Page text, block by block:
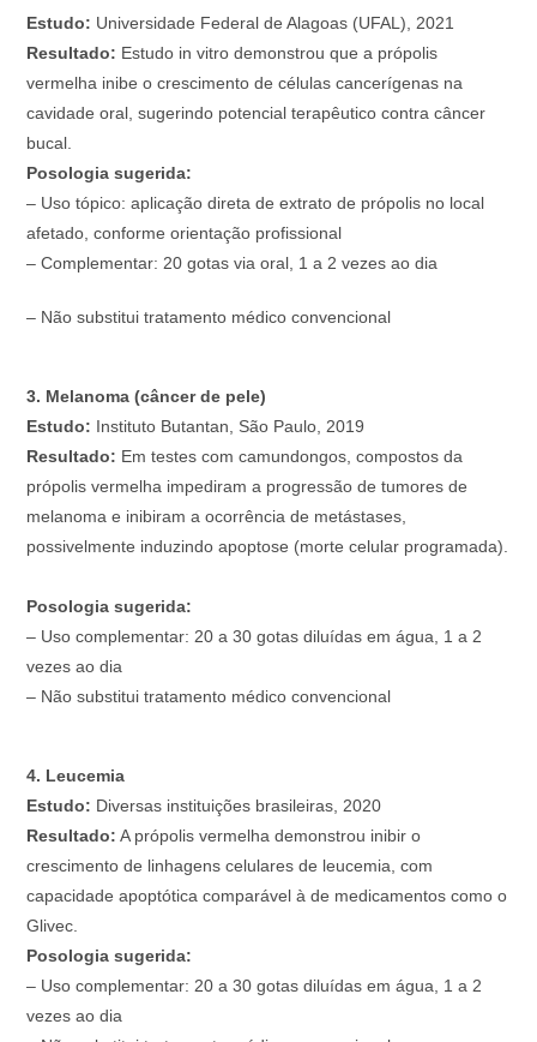
Estudo: Universidade Federal de Alagoas (UFAL), 2021
Resultado: Estudo in vitro demonstrou que a própolis
vermelha inibe o crescimento de células cancerígenas na
cavidade oral, sugerindo potencial terapêutico contra câncer
bucal.
Posologia sugerida:
– Uso tópico: aplicação direta de extrato de própolis no local
afetado, conforme orientação profissional
– Complementar: 20 gotas via oral, 1 a 2 vezes ao dia
– Não substitui tratamento médico convencional
3. Melanoma (câncer de pele)
Estudo: Instituto Butantan, São Paulo, 2019
Resultado: Em testes com camundongos, compostos da
própolis vermelha impediram a progressão de tumores de
melanoma e inibiram a ocorrência de metástases,
possivelmente induzindo apoptose (morte celular programada).
Posologia sugerida:
– Uso complementar: 20 a 30 gotas diluídas em água, 1 a 2
vezes ao dia
– Não substitui tratamento médico convencional
4. Leucemia
Estudo: Diversas instituições brasileiras, 2020
Resultado: A própolis vermelha demonstrou inibir o
crescimento de linhagens celulares de leucemia, com
capacidade apoptótica comparável à de medicamentos como o
Glivec.
Posologia sugerida:
– Uso complementar: 20 a 30 gotas diluídas em água, 1 a 2
vezes ao dia